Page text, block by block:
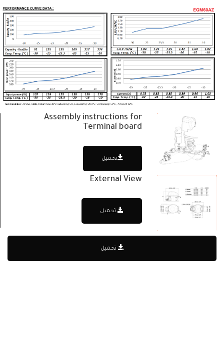
Assembly instructions for
Terminal board
تحميل
External View
تحميل
تحميل